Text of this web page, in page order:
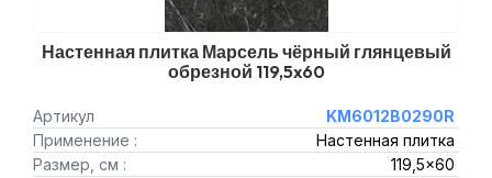
Настенная плитка Марсель чёрный глянцевый
обрезной 119,5x60
Артикул
KM6012B0290R
Применение :
Настенная плитка
Размер, см :
119,5x60